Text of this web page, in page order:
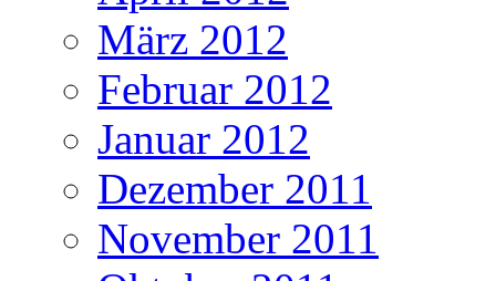
März 2012
Februar 2012
Januar 2012
Dezember 2011
November 2011